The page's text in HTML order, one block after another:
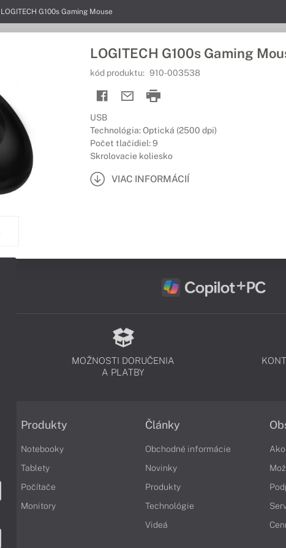
LOGITECH G100s Gaming Mouse
LOGITECH G100s Gaming
kód produktu: 910-003538
USB
Technológia: Optická (2500 dpi)
Počet tlačidiel: 9
Skrolovacie koliesko
VIAC INFORMÁCIÍ
MOŽNOSTI DORUČENIA
A PLATBY
Produkty
Notebooky
Tablety
Počítače
Monitory
Články
Obchodné informácie
Novinky
Produkty
Technológie
Videá